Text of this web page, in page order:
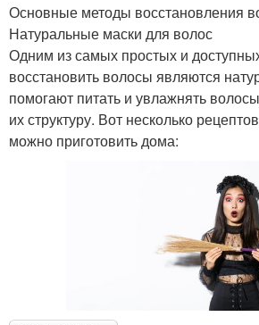
Основные методы восстановления
Натуральные маски для волос
Одним из самых простых и
восстановить волосы являются
помогают питать и увлажнять
их структуру. Вот несколько
можно приготовить дома: